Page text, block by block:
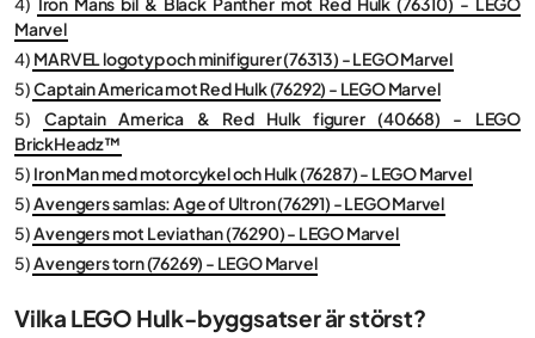
Marvel
4) MARVEL logotyp och minifigurer (76313) - LEGO Marvel
5)Captain America mot Red Hulk (76292) - LEGO Marvel
5) Captain America & Red Hulk figurer (40668) - LEGO
BrickHeadz™
5) Iron Man med motorcykel och Hulk (76287) - LEGO Marvel
5)Avengers samlas: Age of Ultron (76291) - LEGO Marvel
5)Avengers mot Leviathan (76290) - LEGO Marvel
5)Avengers torn (76269) - LEGO Marvel
Vilka LEGO Hulk-byggsatser är störst?